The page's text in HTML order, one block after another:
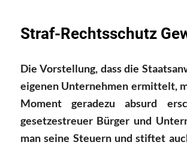
Straf-Rechtsschutz
Die Vorstellung, dass die
eigenen Unternehmen ermittelt,
Moment geradezu absurd
gesetzestreuer Bürger und
man seine Steuern und stiftet